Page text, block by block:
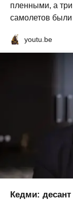
пленными, а
самолетов
youtu.be
Кедми: